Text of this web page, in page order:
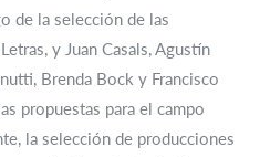
de la selección de las
y Juan Casals, Agustín
Brenda Bock y Francisco
propuestas para el campo
la selección de producciones